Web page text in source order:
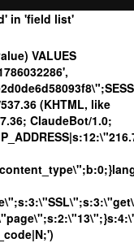
in 'field list'
VALUES
(KHTML, like
ClaudeBot/1.0;